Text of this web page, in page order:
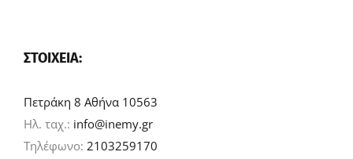
ΣΤΟΙΧΕΊΑ:
Πετράκη 8 Αθήνα 10563
Ηλ. ταχ.: info@inemy.gr
Τηλέφωνο: 2103259170